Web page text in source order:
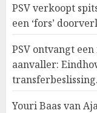
PSV verkoopt
een ‘fors’
PSV ontvangt
aanvaller:
Youri Baas van